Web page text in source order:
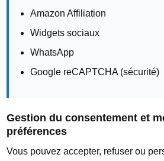
Amazon Affiliation
Widgets sociaux
WhatsApp
Google reCAPTCHA (sécurité)
Gestion du consentement et
préférences
Vous pouvez accepter, refuser ou